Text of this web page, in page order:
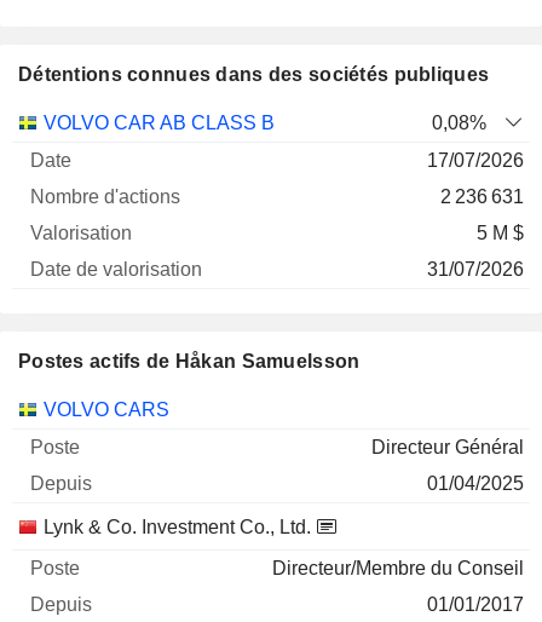
Détentions connues dans des sociétés publiques
Nombre
Date de
VOLVO CAR AB CLASS B
0,08%
17/07/2026
2 236 631
5 M $
31/07/2026
Postes actifs de Håkan Samuelsson
Sociétés Poste Début
VOLVO CARS
Directeur Général
01/04/2025
Lynk & Co. Investment Co., Ltd.
Directeur/Membre du Conseil
01/01/2017